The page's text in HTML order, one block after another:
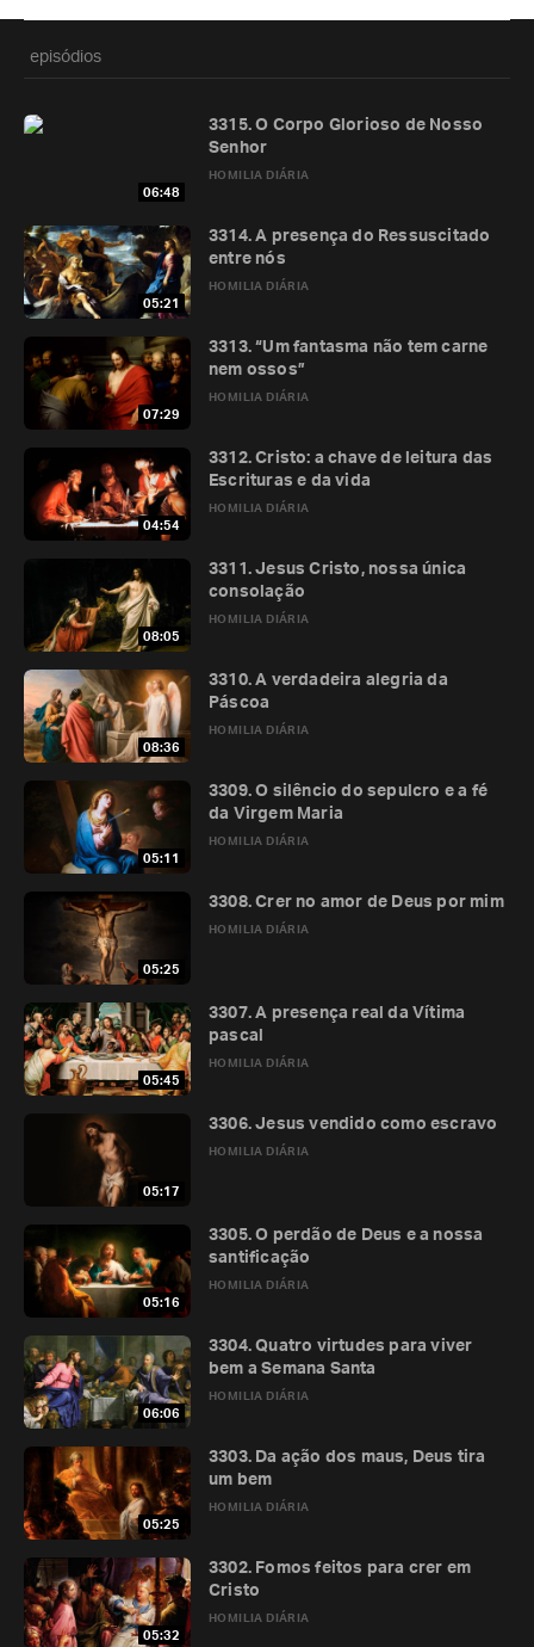
episódios
06:48
HOMILIA DIÁRIA
3315. O Corpo Glorioso de Nosso
Senhor
05:21
HOMILIA DIÁRIA
3314. A presença do Ressuscitado
entre nós
07:29
HOMILIA DIÁRIA
3313. “Um fantasma não tem carne
nem ossos”
04:54
HOMILIA DIÁRIA
3312. Cristo: a chave de leitura das
Escrituras e da vida
08:05
HOMILIA DIÁRIA
3311. Jesus Cristo, nossa única
consolação
08:36
HOMILIA DIÁRIA
3310. A verdadeira alegria da
Páscoa
05:11
HOMILIA DIÁRIA
3309. O silêncio do sepulcro e a fé
da Virgem Maria
05:25
HOMILIA DIÁRIA
3308. Crer no amor de Deus por mim
05:45
HOMILIA DIÁRIA
3307. A presença real da Vítima
pascal
05:17
HOMILIA DIÁRIA
3306. Jesus vendido como escravo
05:16
HOMILIA DIÁRIA
3305. O perdão de Deus e a nossa
santificação
06:06
HOMILIA DIÁRIA
3304. Quatro virtudes para viver
bem a Semana Santa
05:25
HOMILIA DIÁRIA
3303. Da ação dos maus, Deus tira
um bem
05:32
HOMILIA DIÁRIA
3302. Fomos feitos para crer em
Cristo